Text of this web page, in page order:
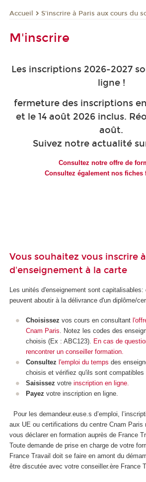
Accueil S'inscrire à Paris aux cours du
M'inscrire
Les inscriptions 2026-2027
ligne !
fermeture des inscriptions
et le 14 août 2026 inclus.
août.
Suivez notre actualité
Consultez notre offre de
Consultez également nos fiches
Vous souhaitez vous inscrire
d'enseignement à la carte
Les unités d'enseignement sont capitalisables:
peuvent aboutir à la délivrance d'un diplôme/
Choisissez vos cours en consultant
Cnam Paris. Notez les codes des
choisis (Ex : ABC123). En cas de
rencontrer un conseiller formation.
Consultez l'emploi du temps des
choisis et vérifiez qu'ils sont compatibles
Saisissez votre inscription en ligne.
Payez votre inscription en ligne.
Pour les demandeur.euse.s d’emploi,
aux UE ou certifications du centre Cnam Paris
vous déclarer en formation auprès de France
Toute demande de prise en charge de votre
France Travail doit se faire en amont du
être discutée avec votre conseiller.ère France